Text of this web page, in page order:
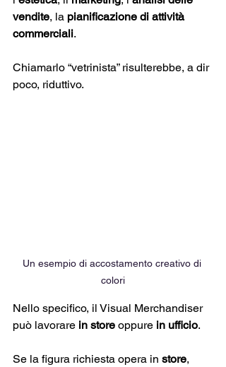
vendite, la pianificazione di attività
commerciali.
Chiamarlo “vetrinista” risulterebbe, a dir
poco, riduttivo.
Un esempio di accostamento creativo di
colori
Nello specifico, il Visual Merchandiser
può lavorare in store oppure in ufficio.
Se la figura richiesta opera in store,